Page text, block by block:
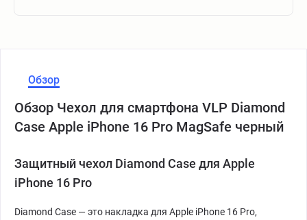
Обзор
Обзор Чехол для смартфона VLP Diamond
Case Apple iPhone 16 Pro MagSafe черный
Защитный чехол Diamond Case для Apple
iPhone 16 Pro
Diamond Case — это накладка для Apple iPhone 16 Pro,